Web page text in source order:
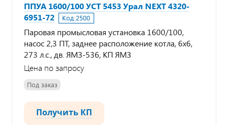
ППУА 1600/100 УСТ 5453 Урал NEXT 4320-
6951-72
Код:2500
Паровая промысловая установка 1600/100,
насос 2,3 ПТ, заднее расположение котла, 6х6,
273 л.с., дв. ЯМЗ-536, КП ЯМЗ
Цена по запросу
Под заказ
Получить КП